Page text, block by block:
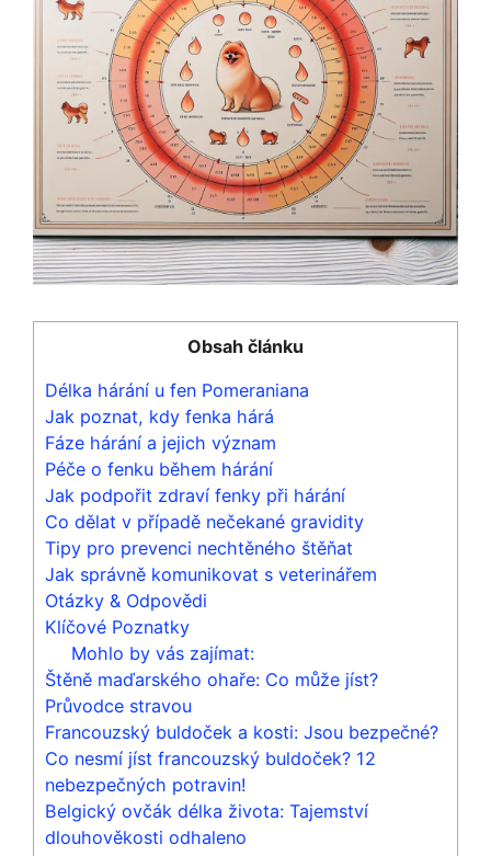
Obsah článku
Délka hárání u fen Pomeraniana
Jak poznat, kdy fenka hárá
Fáze hárání a jejich význam
Péče o fenku během hárání
Jak podpořit zdraví fenky při hárání
Co dělat v případě nečekané gravidity
Tipy pro prevenci nechtěného štěňat
Jak správně komunikovat s veterinářem
Otázky & Odpovědi
Klíčové Poznatky
Mohlo by vás zajímat:
Štěně maďarského ohaře: Co může jíst?
Průvodce stravou
Francouzský buldoček a kosti: Jsou bezpečné?
Co nesmí jíst francouzský buldoček? 12
nebezpečných potravin!
Belgický ovčák délka života: Tajemství
dlouhověkosti odhaleno